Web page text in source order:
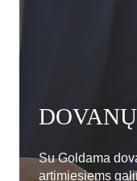
Su Goldama
artimiesiems